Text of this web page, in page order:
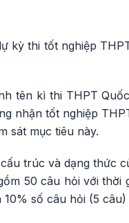
kỳ thi tốt nghiệp
tên kì thi THPT
nhận tốt nghiệp
sát mục tiêu này.
trúc và dạng thức
50 câu hỏi với
số câu hỏi (5